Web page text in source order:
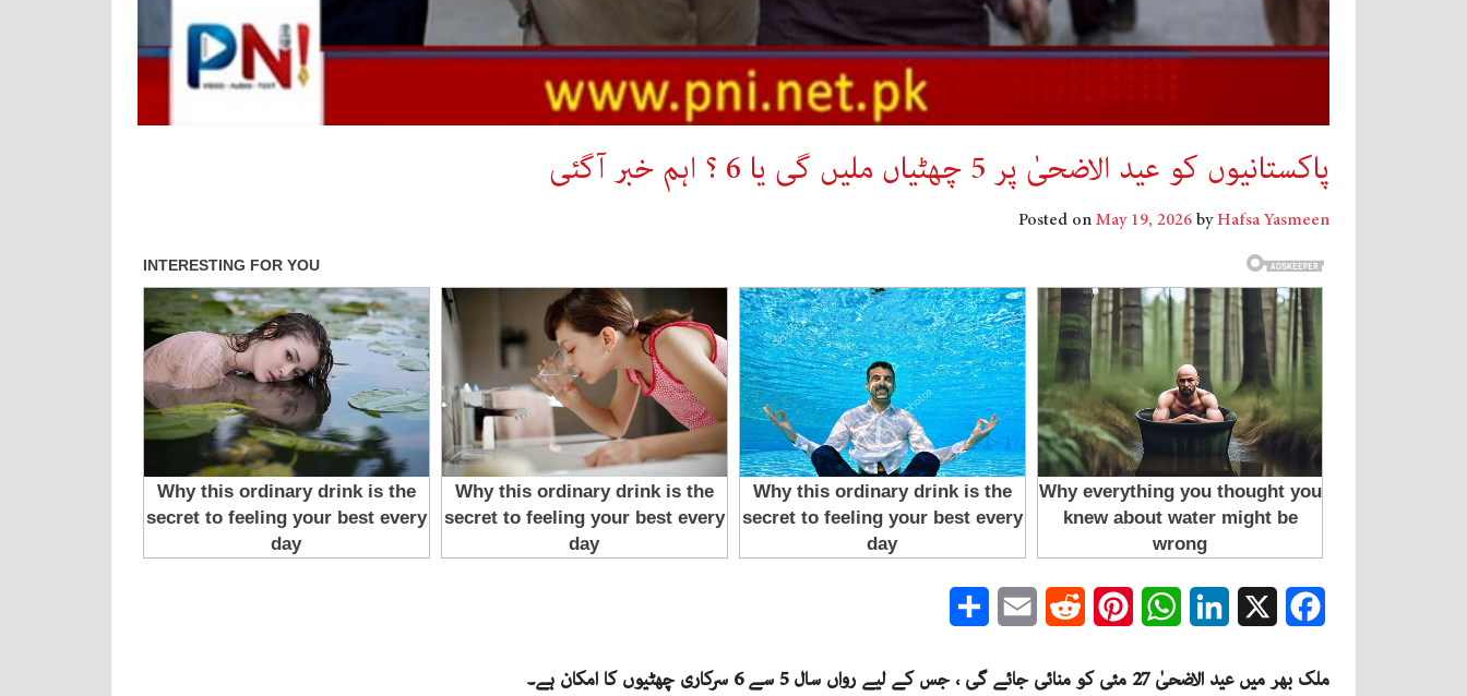
پاکستانیوں کو عید الاضحیٰ پر 5 چھٹیاں ملیں گی یا 6 ؟ اہم خبر آگئی
Posted onMay 19, 2026byHafsa Yasmeen
Facebook
LinkedIn
WhatsApp
Pinterest
Reddit
Email
ملک بھر میں عید الاضحیٰ 27 مئی کو منائی جائے گی ، جس کے لیے رواں سال 5 سے 6 سرکاری چھٹیوں کا امکان ہے۔